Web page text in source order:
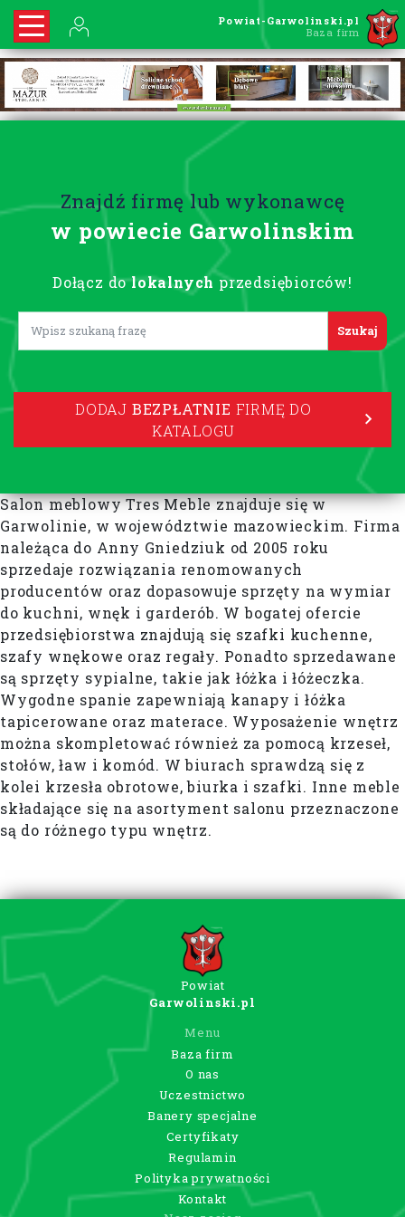
Powiat-Garwolinski.pl
Baza firm
Znajdź firmę lub wykonawcę
w powiecie Garwolinskim
Dołącz dolokalnych przedsiębiorców!
Lorem ipsum
DODAJ BEZPŁATNIE FIRMĘ DO
KATALOGU
Salon meblowy Tres Meble znajduje się w
Garwolinie, w województwie mazowieckim. Firma
należąca do Anny Gniedziuk od 2005 roku
sprzedaje rozwiązania renomowanych
producentów oraz dopasowuje sprzęty na wymiar
do kuchni, wnęk i garderób. W bogatej ofercie
przedsiębiorstwa znajdują się szafki kuchenne,
szafy wnękowe oraz regały. Ponadto sprzedawane
są sprzęty sypialne, takie jak łóżka i łóżeczka.
Wygodne spanie zapewniają kanapy i łóżka
tapicerowane oraz materace. Wyposażenie wnętrz
można skompletować również za pomocą krzeseł,
stołów, ław i komód. W biurach sprawdzą się z
kolei krzesła obrotowe, biurka i szafki. Inne meble
składające się na asortyment salonu przeznaczone
są do różnego typu wnętrz.
Powiat
Garwolinski.pl
Menu
Baza firm
O nas
Uczestnictwo
Banery specjalne
Certyfikaty
Regulamin
Polityka prywatności
Kontakt